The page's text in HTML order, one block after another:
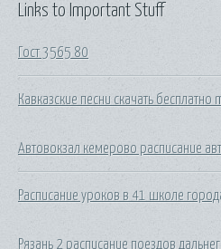
Links to Important Stuff
Гост 3565 80
Кавказские песни скачать бесплатно
Автовокзал кемерово расписание
Расписание уроков в 41 школе
Рязань 2 расписание поездов